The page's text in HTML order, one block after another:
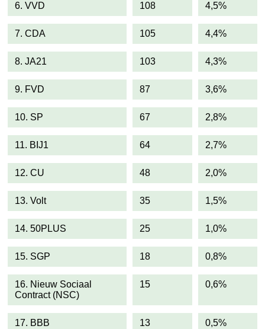
6. VVD 108 4,5%
7. CDA 105 4,4%
8. JA21 103 4,3%
9. FVD 87 3,6%
10. SP 67 2,8%
11. BIJ1 64 2,7%
12. CU 48 2,0%
13. Volt 35 1,5%
14. 50PLUS 25 1,0%
15. SGP 18 0,8%
16. Nieuw Sociaal
Contract (NSC)
15 0,6%
17. BBB 13 0,5%